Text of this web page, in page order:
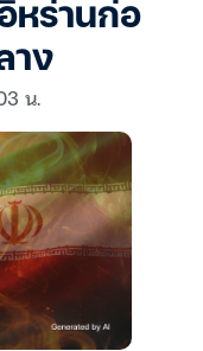
หร่านก่อ
าง
น.